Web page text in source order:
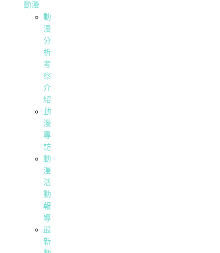
動漫
動
漫
分
析
考
察
介
紹
動
漫
專
訪
動
漫
活
動
報
導
最
新